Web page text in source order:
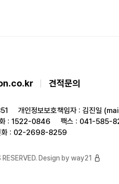
견적문의
개인정보보호책임자 : 김진일
: 1522-0846
팩스 : 041-585-
화 : 02-2698-8259
RESERVED. Design by way21